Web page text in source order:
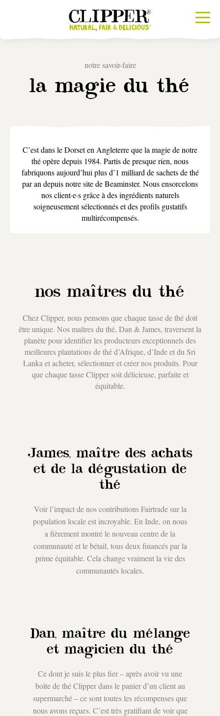
notre savoir-faire
la magie du thé
C’est dans le Dorset en Angleterre que la magie de notre
thé opère depuis 1984. Partis de presque rien, nous
fabriquons aujourd’hui plus d’1 milliard de sachets de thé
par an depuis notre site de Beaminster. Nous ensorcelons
nos client·e·s grâce à des ingrédients naturels
soigneusement sélectionnés et des profils gustatifs
multirécompensés.
nos maîtres du thé
Chez Clipper, nous pensons que chaque tasse de thé doit
être unique. Nos maîtres du thé, Dan & James, traversent la
planète pour identifier les producteurs exceptionnels des
meilleures plantations de thé d’Afrique, d’Inde et du Sri
Lanka et acheter, sélectionner et créer nos produits. Pour
que chaque tasse Clipper soit délicieuse, parfaite et
équitable.
James, maître des achats
et de la dégustation de
thé
Voir l’impact de nos contributions Fairtrade sur la
population locale est incroyable. En Inde, on nous
a fièrement montré le nouveau centre de la
communauté et le bétail, tous deux financés par la
prime équitable. Cela change vraiment la vie des
communautés locales.
Dan, maître du mélange
et magicien du thé
Ce dont je suis le plus fier – après avoir vu une
boîte de thé Clipper dans le panier d’un client au
supermarché – ce sont toutes les récompenses que
nous avons reçues. C’est très gratifiant de voir que